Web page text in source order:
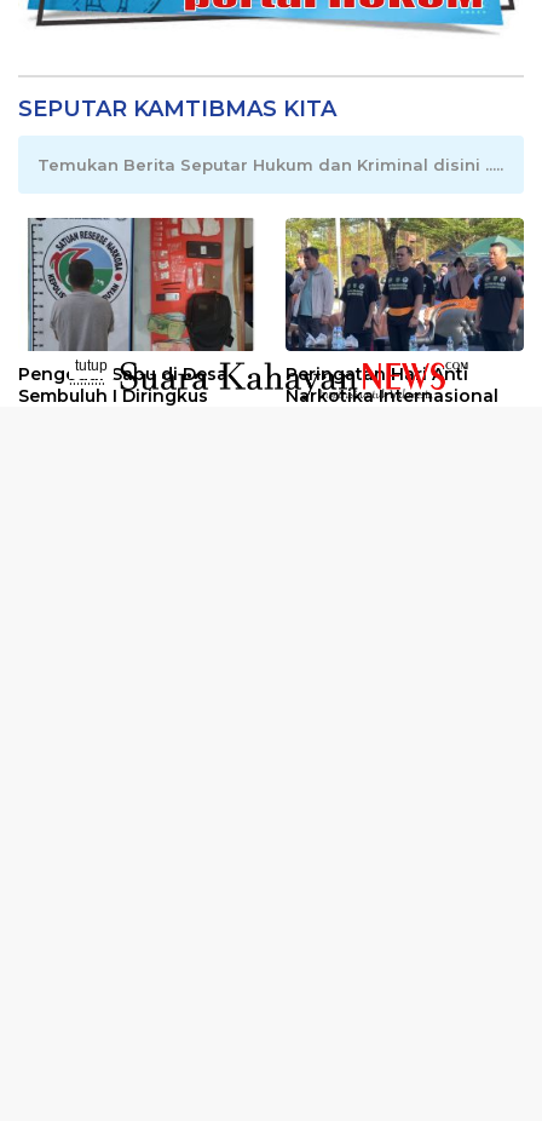
SEPUTAR KAMTIBMAS KITA
Temukan Berita Seputar Hukum dan Kriminal disini .....
Pengedar Sabu di Desa
Sembuluh I Diringkus
Peringatan Hari Anti
Narkotika Internasional
tutup
..........